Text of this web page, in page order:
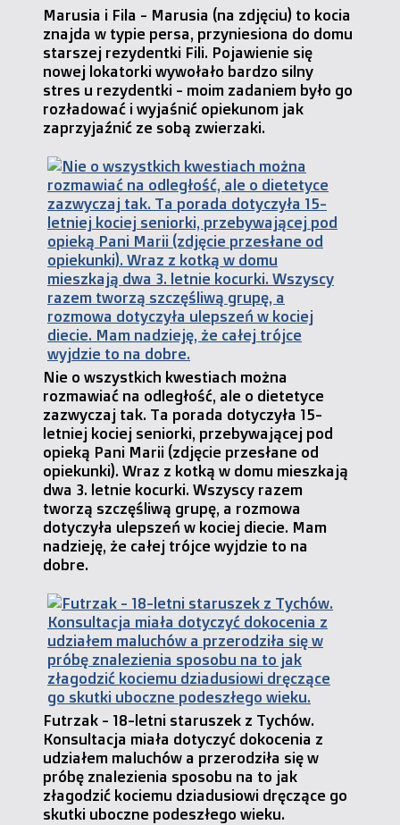
Marusia i Fila - Marusia (na zdjęciu) to kocia
znajda w typie persa, przyniesiona do domu
starszej rezydentki Fili. Pojawienie się
nowej lokatorki wywołało bardzo silny
stres u rezydentki - moim zadaniem było go
rozładować i wyjaśnić opiekunom jak
zaprzyjaźnić ze sobą zwierzaki.
Nie o wszystkich kwestiach można
rozmawiać na odległość, ale o dietetyce
zazwyczaj tak. Ta porada dotyczyła 15-
letniej kociej seniorki, przebywającej pod
opieką Pani Marii (zdjęcie przesłane od
opiekunki). Wraz z kotką w domu mieszkają
dwa 3. letnie kocurki. Wszyscy razem
tworzą szczęśliwą grupę, a rozmowa
dotyczyła ulepszeń w kociej diecie. Mam
nadzieję, że całej trójce wyjdzie to na
dobre.
Futrzak - 18-letni staruszek z Tychów.
Konsultacja miała dotyczyć dokocenia z
udziałem maluchów a przerodziła się w
próbę znalezienia sposobu na to jak
złagodzić kociemu dziadusiowi dręczące go
skutki uboczne podeszłego wieku.